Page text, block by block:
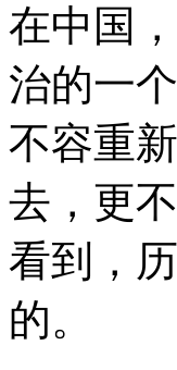
在中国
治的一
不容重
去，更
看到，
的。